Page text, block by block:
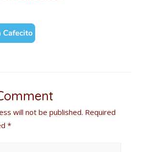
will not be published. Required
*